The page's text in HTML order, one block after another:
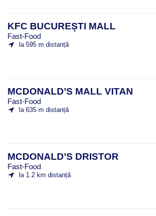
KFC BUCUREȘTI MALL
Fast-Food
la 595 m distanță
MCDONALD’S MALL VITAN
Fast-Food
la 635 m distanță
MCDONALD’S DRISTOR
Fast-Food
la 1.2 km distanță